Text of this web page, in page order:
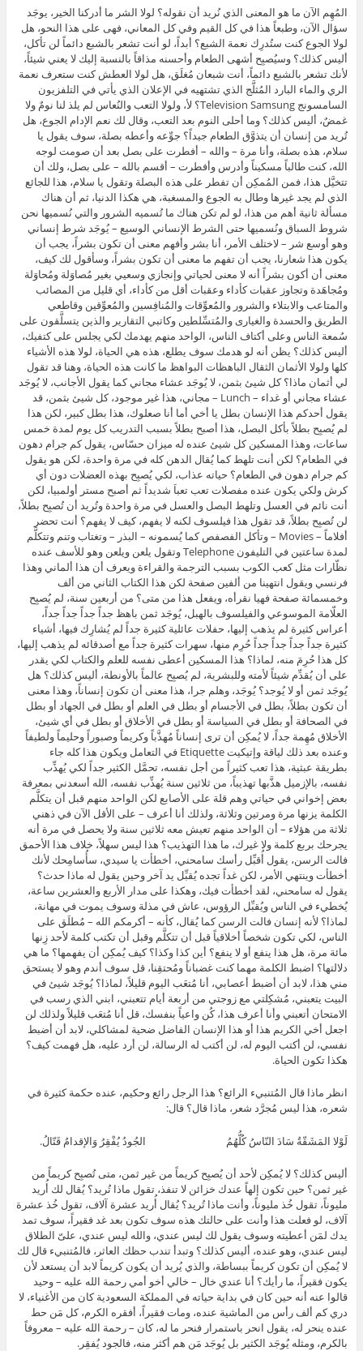
المُهِم الآن ما هو المعنى الذي نُريد أن نقوله؟ لولا الشر ما أدركنا الخير، يوجَد
سؤال الآن، وطبعاً هذا في كل القيم وفي كل المعاني، فهى على هذا النحو، هل
لولا الجوع كنت ستُدرِك نعمة الشبع؟ أبداً، لو أنت تشعر بالشبع دائماً لن تأكل،
أليس كذلك؟ وسيُصبِح أشهى الطعام وأحسنه مذاقاً بالنسبة إليك لا يعني شيئاً،
لأنك تشعر بالشبع دائماً، أنت شبعان مُغلَق، هل لولا العطش كنت ستعرف نعمة
الري والماء البارد المُثلَّج الذي تشتهيه في الإعلان الذي يأتي في التلفزيون
السامسونج Television Samsung؟ لأ، ولولا التعب والنُعاس لم يلذ لنا نومٌ ولا
غمضٌ، أليس كذلك؟ وما أحلى النوم بعد التعب، وقال لك نعم الإدام الجوع، هل
تُريد من إنسان أن يتذوَّق الطعام جيداً؟ جوِّعه وأعطه بصلة، سوف يقول يا
سلام، هذه بصلة، وأنا مرة – والله – أفطرت على بصل بعد أن صومت لوجه
الله، كنت طالباً مسكيناً وأدرس وأفطرت – أقسم بالله – على بصل، ولك أن
تتخيَّل هذا، فمن المُمكِن أن تفطر على هذه البصلة وتقول يا سلام، هذا للجائع
الذي لم يجد غيرها وطال به الجوع والمسغبة، هي هكذا الدنيا، ثم أن هناك
مسألة ثانية أهم من هذا، لو لم تكن هناك ما تُسميه الشرور والتي نُسميها نحن
شروط السباق ونُسميها حتى الشرط الإنساني الوسيع – يُوجَد شرط إنساني
وهو أوسع شر – لاختلف الأمر، أنا بشر وأفهم معنى أن تكون بشراً، يجب أن
يكون هذا شعارنا، يجب أن تفهم ما معنى أن تكون بشراً، وسأقول لك كيف،
معنى أن أكون بشراً أنه لا معنى لحياتي وإنجازي وسعيي بغير مُصاوَلة ومُحاوَلة
ومُجاهَدة وتجاوز عقبات كأداء وعقبات أقل من كأداء، أي قليل من المصائب
والمتاعب والابتلاء والشرور والمُعوِّقات والمُنافِسين والمُعوِّقين وقاطعي
الطريق والحسدة والغيارى والمُتسِّلطين وكاتبي التقارير والذين يتسلَّقون على
سُمعة الناس وعلى أكتاف الناس، الواحد منهم يهدمك لكي يجلس على كتفيك،
أليس كذلك؟ يظن أنه لو هدمك سوف يطلع، هذه هي الحياة، لولا هذه الأشياء
كلها ولولا الأثمان الثقال الباهظات البواهظ ما كانت هذه الحياة، وهنا قد تقول
لي أثمان ماذا؟ كل شيئ بثمن، لا يُوجَد عشاء مجاني كما يقول الأجانب، لا يُوجَد
عشاء مجاني أو غداء – Lunch – مجاني، هذا غير موجود، كل شيئ بثمن، قد
يقول أحدكم هذا الإنسان بطل يا أخي أما أنا صعلوك، هذا بطل كبير، لكن هذا
لم يُصبِح بطلاً بأكل البصل، هذا أصبح بطلاً بسبب التدريب كل يوم لمدة خمس
ساعات، وهذا المسكين كل شيئ عنده له ميزان حسّاس، يقول كم جرام دهون
في الطعام؟ لكن أنت تلهط كما يُقال الدهن كله في مرة واحدة، لكن هو يقول
كم جرام دهون في الطعام؟ حياته عذاب، لكي يُصبِح بهذه العضلات دون أي
كرش ولكي يكون عنده مفصلات تعب تعباَ شديداً ثم أصبح مستر أولمبيا، لكن
أنت نائم في العسل وتلهط البصل والعسل في مرة واحدة وتُريد أن تُصبِح بطلاً،
لن تُصبِح بطلاً، قد تقول هذا فيلسوف لكنه لا يفهم، كيف لا يفهم؟ أنت تحضر
أفلاماً – Movies – وتأكل الفصفص كما يُسمونه – البذر – وتغتاب وتنم وتتكلَّم
لمدة ساعتين في التليفون Telephone وتقول يلعن ويلعن وهو للأسف عنده
نظّارات مثل كعب الكوب بسبب الترجمة والقراءة ويعرف أن هذا ألماني وهذا
فرنسي ويقول انتهينا من ألفين صفحة لكن هذا الكتاب الثاني من ألف
وخمسمائة صفحة فهيا نقرأه، ويفعل هذا من متى؟ من أربعين سنة، لم يُصبِح
العلّامة الموسوعي والفيلسوف بالهبل، يُوجَد ثمن باهظ جداً جداً جداً جداً،
أعراس كثيرة لم يذهب إليها، حفلات عائلية كثيرة جداً لم يُشارِك فيها، أشياء
كثيرة جداً جداً جداً جداً حُرِم منها، سهرات كثيرة جداً مع أصدقائه لم يذهب إليها،
كل هذا حُرِمَ منه، لماذا؟ هذا المسكين أعطى نفسه للعلم والكتاب لكي يقدر
على أن يُقدِّم شيئاً لأمته وللبشرية، لم يُصبِح عالماً بالأونطة، أليس كذلك؟ هل
يُوجَد ثمن أو لا يُوجد؟ يُوجَد، وهلم جرا، هذا معنى أن تكون إنساناً، وهذا معنى
أن تكون بطلاً، بطل في الأجسام أو بطل في العلم أو بطل في الجهاد أو بطل
في الصحافة أو بطل في السياسة أو بطل في الأخلاق أو بطل في أي شيئ،
الأخلاق مُهِمة جداً، لا يُمكِن أن ترى إنساناً مُهذَّباً وكريماً وصبوراً وحليماً ولطيفاً
وعنده بعد ذلك لياقة وإتيكيت Etiquette في التعامل ويكون هذا كله جاء
بطريقة عبثية، هذا تعب كثيراً من أجل نفسه، تحمَّل الكثير جداً لكي يُهذِّب
نفسه، بالإزميل هذَّبها تهذيباً، من ثلاثين سنة يُهذِّب نفسه، الله أسعدني بمعرفة
بعض إخواني في حياتي وهم قلة على الأصابع لكن الواحد منهم قبل أن يتكلَّم
الكلمة يزنها مرة ومرتين وثلاثة، ولذلك أنا أعرف – على الأقل الآن في ذهني
ثلاثة من هؤلاء – أن الواحد منهم تعيش معه ثلاثين سنة ولا يحصل في مرة أنه
يجرحك بربع كلمة ولا غيرك، ما هذا التهذيب؟ هذا ليس سهلاً، خلاف هذا الأحمق
فالت الرسن، يقول أُقبِّل رأسك سامحني، أخطأت يا سيدي، سأُسامِحك لأنك
أخطأت وينتهي الأمر، لكن غداً تجده يُقبِّل يد آخر وحين يقول له ماذا حدث؟
يقول له سامحني، لقد أخطأت فيك، وهكذا على مدار الأربع والعشرين ساعة،
يُخطيء في الناس ويُقبِّل الرؤوس، عاش في مذلة وسوف يموت في مهانة،
لماذا؟ لأنه إنسان فالت الرسن كما يُقال، كأنه – أكرمكم الله – مُطلَق على
الناس، لكي تكون شخصاً أخلاقياً قبل أن تتكلَّم وقبل أن تكتب كلمة لأحد زِنها
مائة مرة، هل هذا ينفع أو لا ينفع؟ أين كذا وكذا؟ كيف يُمكِن أن يفهمها؟ ما هي
دلالتها؟ اضبط الكلمة مهما كنت غضباناً ومُحتقِنا، قل سوف أندم وهو لا يستحق
مني هذا، لابد أن أضبط أعصابي، أنا مُتعَب اليوم قليلاً، لماذا؟ يُوجَد شيئ في
البيت يتعبني، مُشكِلتي مع زوجتي من أربعة أيام تتعبني، ابني الذي رسب في
الامتحان أتعبني وأنا أعرف هذا، كُن واعياً بنفسك، قل أنا مُتعَب قليلاً ولذلك لن
اجعل أخي الكريم هذا أو هذا الإنسان الفاضل ضحية لمشاكلي، لابد أن أضبط
نفسي، لن أكتب اليوم له، لن أكتب له الرسالة، لن أرد عليه، هل فهمت كيف؟
هكذا تكون الحياة.
انظر ماذا قال المُتنبيء الرائع؟ هذا الرجل رائع وحكيم، عنده حكمة كثيرة في
شعره، هذا ليس مُجرَّد شعر، ماذا قال؟ قال:
لَوْلا المَشَقّةُ سَادَ النّاسُ كُلُّهُمُ الجُودُ يُفْقِرُ وَالإقدامُ قَتّالُ.
أليس كذلك؟ لا يُمكِن لأحد أن يُصبِح كريماً من غير ثمن، متى تُصبِح كريماً من
غير ثمن؟ حين تكون إلهاً عندك خزائن لا تنفذ، تقول ماذا تُريد؟ يُقال لك أُريد
مليوناً، تقول خُذ مليوناً، وأنت ماذا تُريد؟ يُقال أُريد عشرة آلاف، تقول خُذ عشرة
آلاف، لو فعلت هذا وأنت على حالتك هذه سوف تكون بعد غد فقيراً، سوف تمد
يدك لمَن أعطيته وسوف يقول لك ليس عندي، والله ليس عندي، علىّ الطلاق
ليس عندي، وهو عنده، أليس كذلك؟ وتبدأ تندب حظك العاثر، فالمُتنبيء قال لك
لا يُمكِن أن تكون كريماً ببساطة، والذي يُريد أن يكون كريماً لابد أن يستعد لأن
يكون فقيراً، ما رأيك؟ أنا عندي خال – خالي أخو أمي رحمة الله عليه – وحيد
قالوا عنه أنه حين كان في بداية حياته في المملكة السعودية كان من الأغنياء، لا
دري كم ألف رأس من الماشية عنده، ومات فقيراً، أفقره الكرم، كل مَن حط
عنده ينحر له، يقول انحر باستمرار فنحر ما له، كان – رحمة الله عليه – معروفاً
بالكرم، ومثله يُوجَد الكثير بل يُوجَد مَن هم أكثر منه، فالجود يُفقِر.